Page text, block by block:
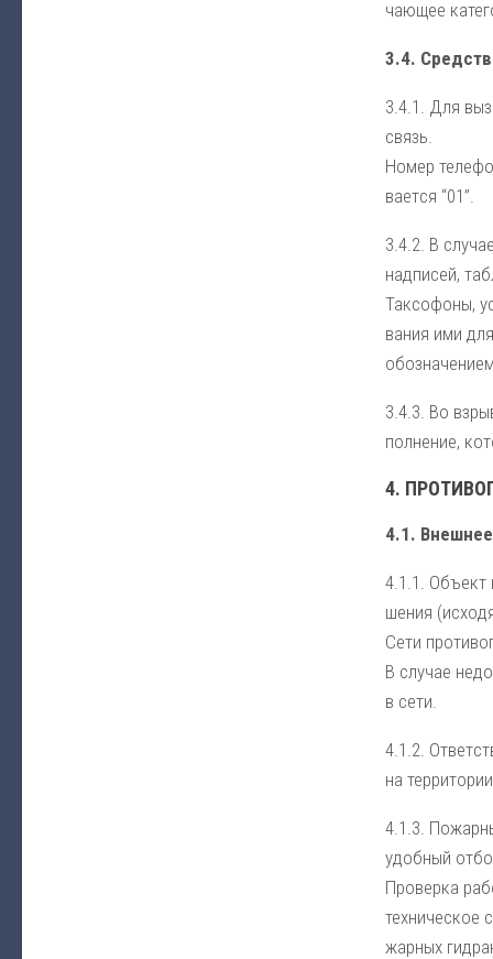
чаю­щее
3.4.
3.4.1. Для
связь.
Но­мер
ва­ет­ся “01”.
3.4.2. В
над­пи­сей,
Так­со­фо­ны,
ва­ния ими
3.4.3. Во
пол­не­ние,
4.
4.1.
4.1.1. Объ­ект
ше­ния
Се­ти
В слу­чае
в се­ти.
4.1.2.
на
4.1.3.
удоб­ный
Про­вер­ка
тех­ни­че­ское
жар­ных